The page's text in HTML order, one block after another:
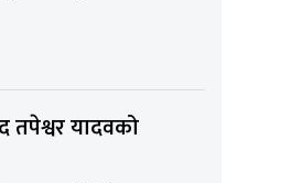
तपेश्वर यादवको